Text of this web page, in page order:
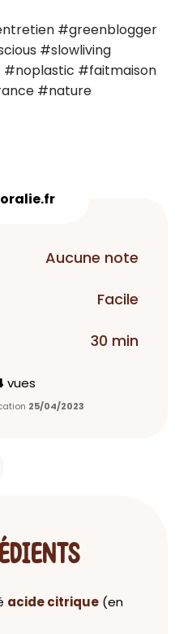
#greenblogger
#slowliving
#faitmaison
#nature
Aucune note
Facile
30 min
vues
25/04/2023
acide citrique (en